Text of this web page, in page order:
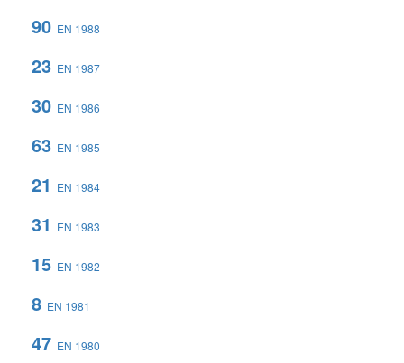
90 EN 1988
23 EN 1987
30 EN 1986
63 EN 1985
21 EN 1984
31 EN 1983
15 EN 1982
8 EN 1981
47 EN 1980